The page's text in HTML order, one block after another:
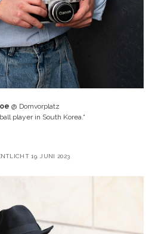
@ Domvorplatz
player in South Korea.“
19. JUNI 2023